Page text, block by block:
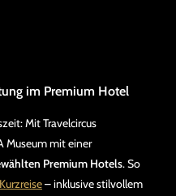
im Premium Hotel
Mit Travelcircus
Museum mit einer
Premium Hotels. So
Kurzreise– inklusive stilvollem